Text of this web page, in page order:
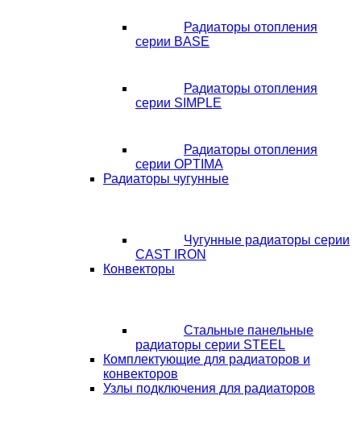
Радиаторы отопления
серии BASE
Радиаторы отопления
серии SIMPLE
Радиаторы отопления
серии OPTIMA
Радиаторы чугунные
Чугунные радиаторы серии
CAST IRON
Конвекторы
Стальные панельные
радиаторы серии STEEL
Комплектующие для радиаторов и
конвекторов
Узлы подключения для радиаторов